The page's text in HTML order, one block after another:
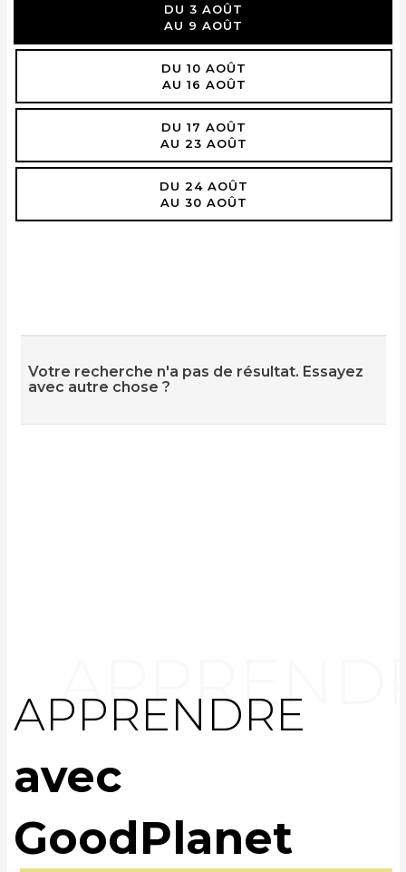
DU 3 AOÛT
AU 9 AOÛT
DU 10 AOÛT
AU 16 AOÛT
DU 17 AOÛT
AU 23 AOÛT
DU 24 AOÛT
AU 30 AOÛT
Votre recherche n'a pas de résultat. Essayez
avec autre chose ?
APPRENDRE
avec
GoodPlanet